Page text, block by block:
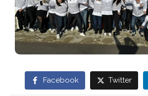
Facebook Twitter